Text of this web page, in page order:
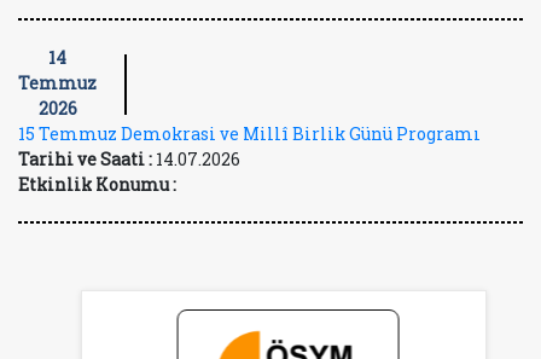
14
Temmuz
2026
15 Temmuz Demokrasi ve Millî Birlik Günü Programı
Tarihi ve Saati : 14.07.2026
Etkinlik Konumu :